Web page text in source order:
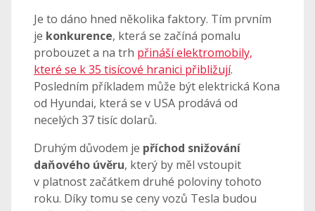
Je to dáno hned několika faktory. Tím prvním
je konkurence, která se začíná pomalu
probouzet a na trh přináší elektromobily,
které se k 35 tisícové hranici přibližují.
Posledním příkladem může být elektrická Kona
od Hyundai, která se v USA prodává od
necelých 37 tisíc dolarů.
Druhým důvodem je příchod snižování
daňového úvěru, který by měl vstoupit
v platnost začátkem druhé poloviny tohoto
roku. Díky tomu se ceny vozů Tesla budou